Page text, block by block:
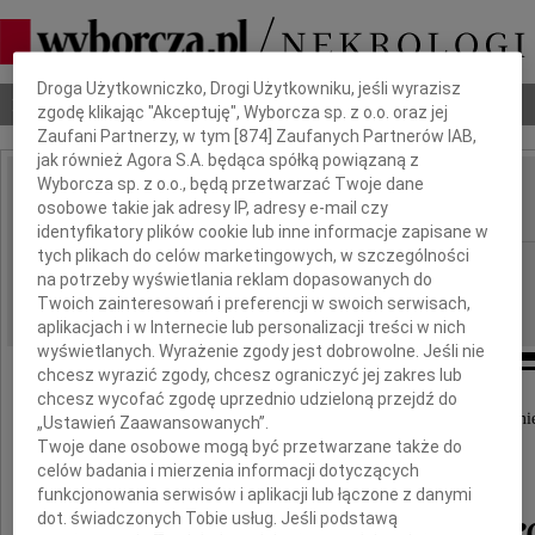
Nekrologi Odeszli Poradnik pogrzebowy
IMIĘ I NAZWISKO: Andrzej Paluchowski
REGION: Lublin
DATA EMISJI: 18.10.2017
Z wielkim smutkiem przyjęliśmy wiadomość o
Pana Dyrektora
Dbamy o Twoją prywatność
Droga Użytkowniczko, Drogi Użytkowniku, jeśli wyrazisz
zgodę klikając "Akceptuję", Wyborcza sp. z o.o. oraz jej
Zaufani Partnerzy, w tym [874 ] Zaufanych Partnerów IAB,
jak również Agora S.A. będąca spółką powiązaną z
Wyborcza sp. z o.o., będą przetwarzać Twoje dane
osobowe takie jak adresy IP, adresy e-mail czy
identyfikatory plików cookie lub inne informacje zapisane w
tych plikach do celów marketingowych, w szczególności
na potrzeby wyświetlania reklam dopasowanych do
Twoich zainteresowań i preferencji w swoich serwisach,
aplikacjach i w Internecie lub personalizacji treści w nich
wyświetlanych. Wyrażenie zgody jest dobrowolne. Jeśli nie
chcesz wyrazić zgody, chcesz ograniczyć jej zakres lub
chcesz wycofać zgodę uprzednio udzieloną przejdź do
„Ustawień Zaawansowanych”.
Twoje dane osobowe mogą być przetwarzane także do
celów badania i mierzenia informacji dotyczących
funkcjonowania serwisów i aplikacji lub łączone z danymi
dot. świadczonych Tobie usług. Jeśli podstawą